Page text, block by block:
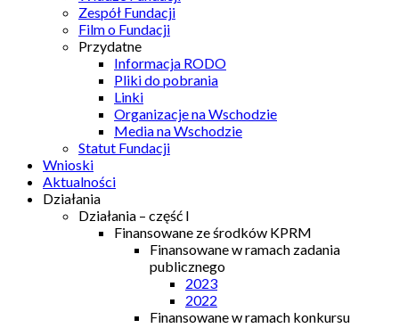
Zespół Fundacji
Film o Fundacji
Przydatne
Informacja RODO
Pliki do pobrania
Linki
Organizacje na Wschodzie
Media na Wschodzie
Statut Fundacji
Wnioski
Aktualności
Działania
Działania – część I
Finansowane ze środków KPRM
Finansowane w ramach zadania
publicznego
2023
2022
Finansowane w ramach konkursu